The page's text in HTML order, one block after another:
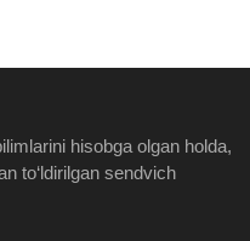
hisobga olgan holda,
to‘ldirilgan sendvich